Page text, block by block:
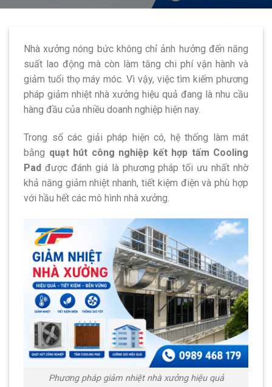
Nhà xưởng nóng bức không chỉ ảnh hưởng đến năng
suất lao động mà còn làm tăng chi phí vận hành và
giảm tuổi thọ máy móc. Vì vậy, việc tìm kiếm phương
pháp giảm nhiệt nhà xưởng hiệu quả đang là nhu cầu
hàng đầu của nhiều doanh nghiệp hiện nay.
Trong số các giải pháp hiện có, hệ thống làm mát
bằng quạt hút công nghiệp kết hợp tấm Cooling
Pad được đánh giá là phương pháp tối ưu nhất nhờ
khả năng giảm nhiệt nhanh, tiết kiệm điện và phù hợp
với hầu hết các mô hình nhà xưởng.
Phương pháp giảm nhiệt nhà xưởng hiệu quả